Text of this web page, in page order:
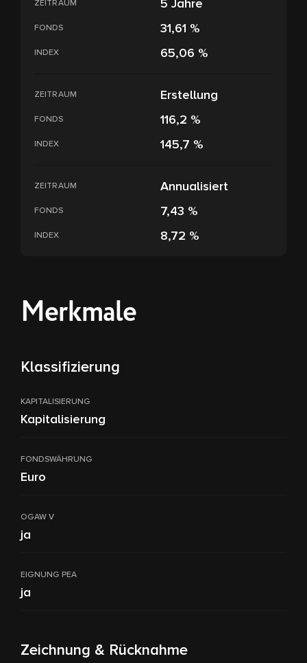
ZEITRAUM 5 Jahre
FONDS 31,61 %
INDEX 65,06 %
ZEITRAUM Erstellung
FONDS 116,2 %
INDEX 145,7 %
ZEITRAUM Annualisiert
FONDS 7,43 %
INDEX 8,72 %
Merkmale
Klassifizierung
KAPITALISIERUNG
Kapitalisierung
FONDSWÄHRUNG
Euro
OGAW V
ja
EIGNUNG PEA
ja
Zeichnung & Rücknahme